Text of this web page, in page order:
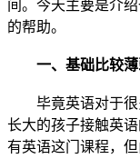
间。今天主要是介
的帮助。
一、基础比较
毕竟英语对于
长大的孩子接触英
有英语这门课程，